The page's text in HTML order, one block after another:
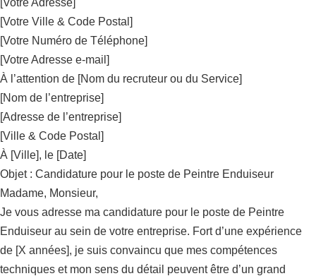
[Votre Ville & Code Postal]
[Votre Numéro de Téléphone]
[Votre Adresse e-mail]
À l’attention de [Nom du recruteur ou du Service]
[Nom de l’entreprise]
[Adresse de l’entreprise]
[Ville & Code Postal]
À [Ville], le [Date]
Objet : Candidature pour le poste de Peintre Enduiseur
Madame, Monsieur,
Je vous adresse ma candidature pour le poste de Peintre
Enduiseur au sein de votre entreprise. Fort d’une expérience
de [X années], je suis convaincu que mes compétences
techniques et mon sens du détail peuvent être d’un grand